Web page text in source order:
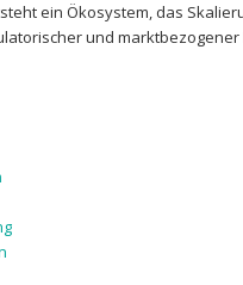
ein Ökosystem, das
​und marktbezogener